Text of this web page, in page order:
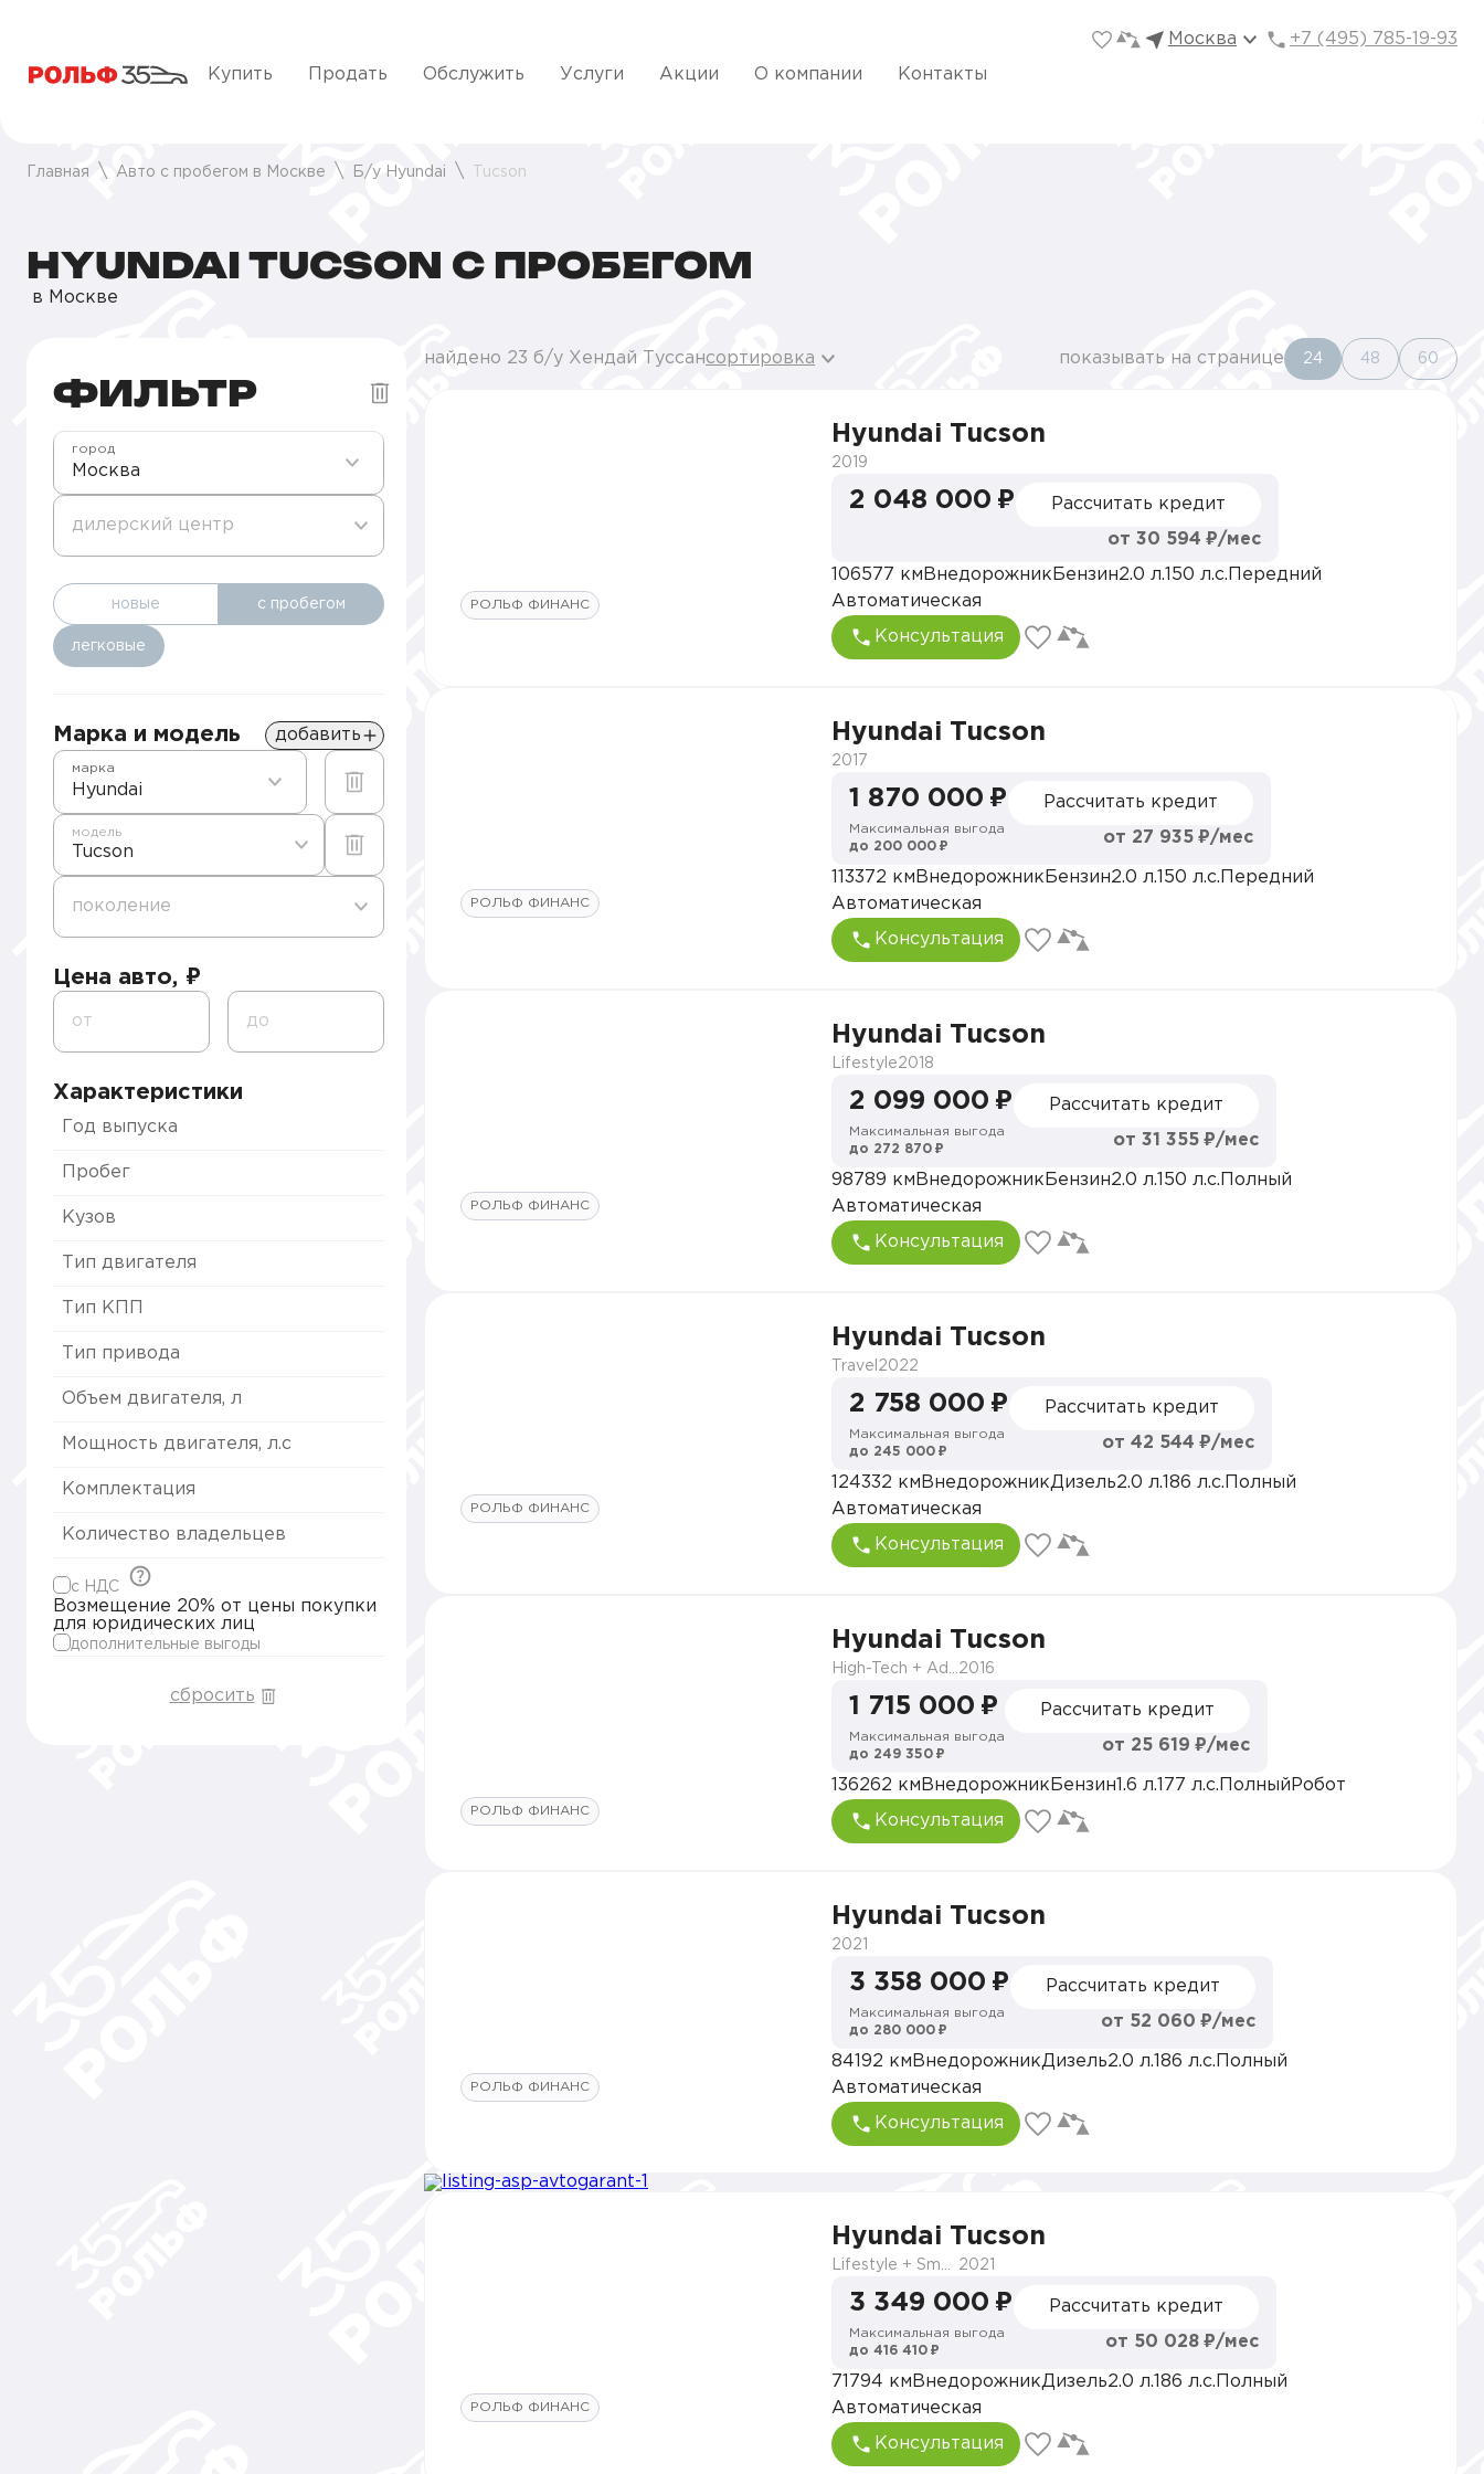
Москва +7 (495) 785-19-93
Купить Продать Обслужить Услуги Акции О компании Контакты
Главная Авто с пробегом в Москве Б/у Hyundai Tucson
HYUNDAI TUCSON С ПРОБЕГОМ
в Москве
ФИЛЬТР
Москва
город
дилерский центр
новые с пробегом
легковые
Марка и модель добавить
Hyundai
марка
Tucson
модель
поколение
Цена авто, ₽
от до
Характеристики
Год выпуска
Пробег
Кузов
Тип двигателя
Тип КПП
Тип привода
Объем двигателя, л
Мощность двигателя, л.с
Комплектация
Количество владельцев
c НДС
Возмещение 20% от цены покупки
для юридических лиц
дополнительные выгоды
сбросить
найдено 23 б/у Хендай Туссансортировка показывать на странице 24 48 60
РОЛЬФ ФИНАНС
Hyundai Tucson
2019
2 048 000 ₽ Рассчитать кредит
от 30 594 ₽/мес
106577 км Внедорожник Бензин2.0 л. 150 л.с. Передний
Автоматическая
Консультация
РОЛЬФ ФИНАНС
Hyundai Tucson
2017
1 870 000 ₽
Максимальная выгода
до 200 000 ₽
Рассчитать кредит
от 27 935 ₽/мес
113372 км Внедорожник Бензин2.0 л. 150 л.с. Передний
Автоматическая
Консультация
РОЛЬФ ФИНАНС
Hyundai Tucson
Lifestyle2018
2 099 000 ₽
Максимальная выгода
до 272 870 ₽
Рассчитать кредит
от 31 355 ₽/мес
98789 км Внедорожник Бензин2.0 л. 150 л.с. Полный
Автоматическая
Консультация
РОЛЬФ ФИНАНС
Hyundai Tucson
Travel 2022
2 758 000 ₽
Максимальная выгода
до 245 000 ₽
Рассчитать кредит
от 42 544 ₽/мес
124332 км ВнедорожникДизель2.0 л. 186 л.с. Полный
Автоматическая
Консультация
РОЛЬФ ФИНАНС
Hyundai Tucson
2016
1 715 000 ₽
Максимальная выгода
до 249 350 ₽
Рассчитать кредит
от 25 619 ₽/мес
136262 км Внедорожник Бензин 1.6 л. 177 л.с. Полный Робот
Консультация
РОЛЬФ ФИНАНС
Hyundai Tucson
2021
3 358 000 ₽
Максимальная выгода
до 280 000 ₽
Рассчитать кредит
от 52 060 ₽/мес
84192 км ВнедорожникДизель2.0 л. 186 л.с. Полный
Автоматическая
Консультация
РОЛЬФ ФИНАНС
Hyundai Tucson
2021
3 349 000 ₽
Максимальная выгода
до 416 410 ₽
Рассчитать кредит
от 50 028 ₽/мес
71794 км ВнедорожникДизель2.0 л. 186 л.с. Полный
Автоматическая
Консультация